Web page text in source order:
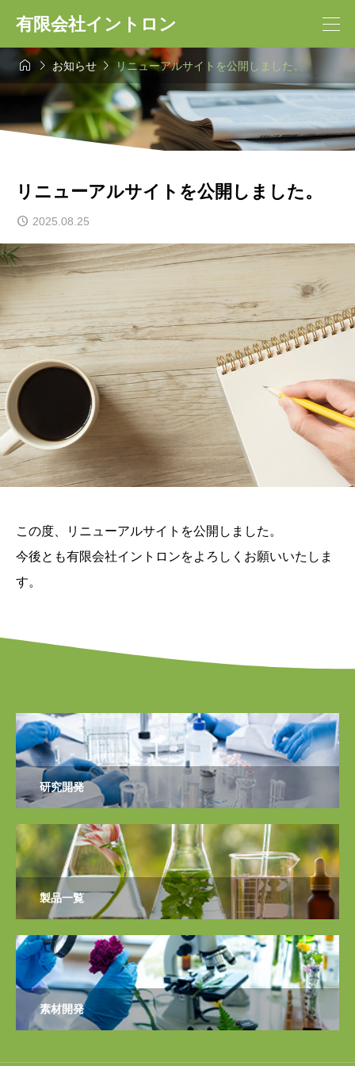
有限会社イントロン
  お知らせリニューアルサイトを公開しました。
リニューアルサイトを公開しました。
2025.08.25
この度、リニューアルサイトを公開しました。
今後とも有限会社イントロンをよろしくお願いいたしま
す。
研究開発
製品一覧
素材開発